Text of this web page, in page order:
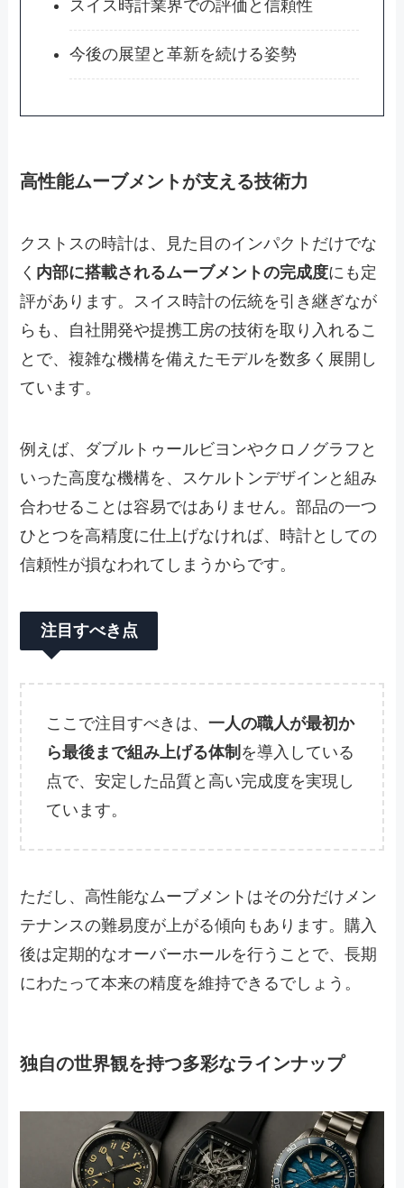
スイス時計業界での評価と信頼性
今後の展望と革新を続ける姿勢
高性能ムーブメントが支える技術力
クストスの時計は、見た目のインパクトだけでな
く 内部に搭載されるムーブメントの完成度にも定
評があります。スイス時計の伝統を引き継ぎなが
らも、自社開発や提携工房の技術を取り入れるこ
とで、複雑な機構を備えたモデルを数多く展開し
ています。
例えば、ダブルトゥールビヨンやクロノグラフと
いった高度な機構を、スケルトンデザインと組み
合わせることは容易ではありません。部品の一つ
ひとつを高精度に仕上げなければ、時計としての
信頼性が損なわれてしまうからです。
注目すべき点
ここで注目すべきは、一人の職人が最初か
ら最後まで組み上げる体制 を導入している
点で、安定した品質と高い完成度を実現し
ています。
ただし、高性能なムーブメントはその分だけメン
テナンスの難易度が上がる傾向もあります。購入
後は定期的なオーバーホールを行うことで、長期
にわたって本来の精度を維持できるでしょう。
独自の世界観を持つ多彩なラインナップ